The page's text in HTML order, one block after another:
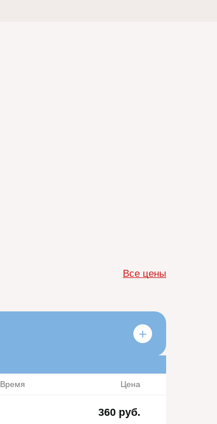
Все цены
Время Цена
360 руб.